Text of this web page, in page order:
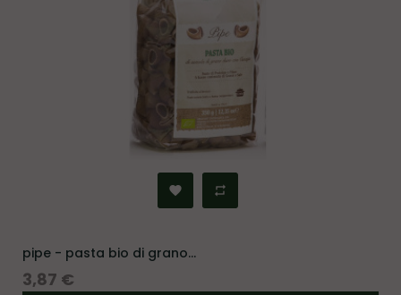
pipe - pasta bio di grano...
Prezzo
3,87 €